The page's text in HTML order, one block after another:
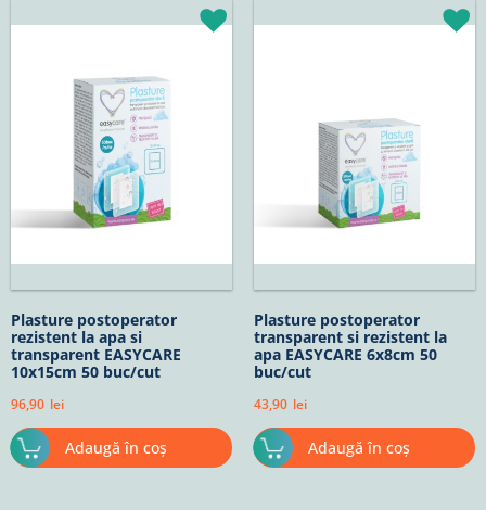
Plasture postoperator
rezistent la apa si
transparent EASYCARE
10x15cm 50 buc/cut
96,90 lei
Adaugă în coș
Plasture postoperator
transparent si rezistent la
apa EASYCARE 6x8cm 50
buc/cut
43,90 lei
Adaugă în coș